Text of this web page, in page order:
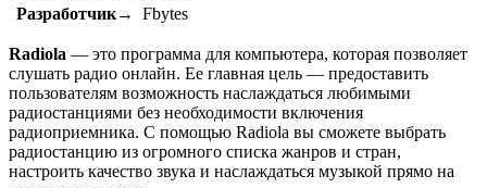
Разработчик→
Fbytes
Radiola — это программа для компьютера, которая позволяет
слушать радио онлайн. Ее главная цель — предоставить
пользователям возможность наслаждаться любимыми
радиостанциями без необходимости включения
радиоприемника. С помощью Radiola вы сможете выбрать
радиостанцию из огромного списка жанров и стран,
настроить качество звука и наслаждаться музыкой прямо на